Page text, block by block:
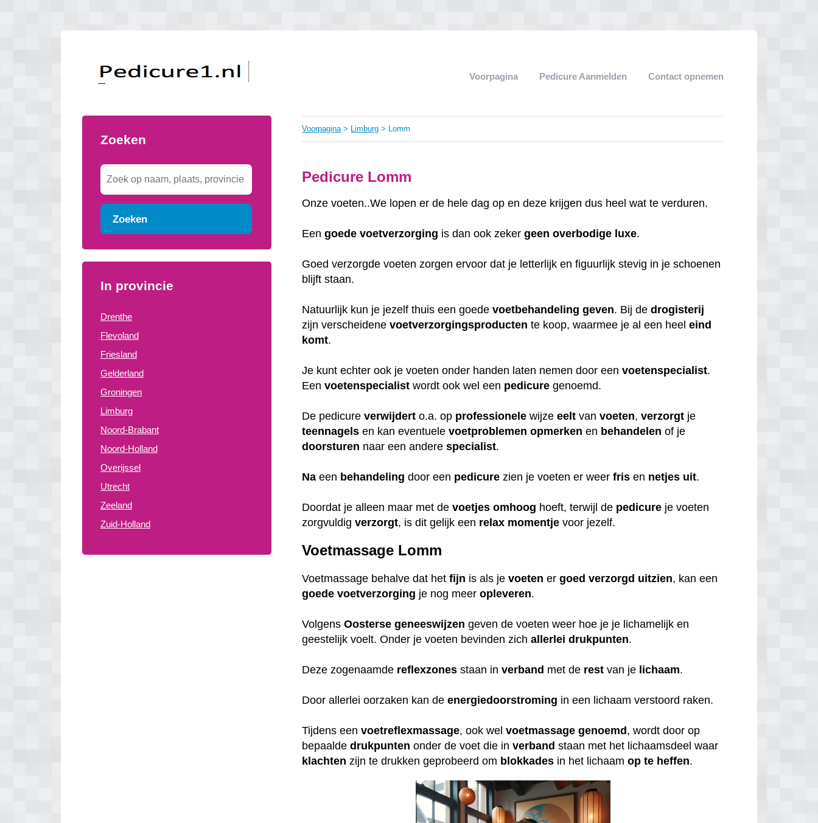
Voorpagina Pedicure Aanmelden Contact opnemen
Zoeken
Zoeken
In provincie
Drenthe
Flevoland
Friesland
Gelderland
Groningen
Limburg
Noord-Brabant
Noord-Holland
Overijssel
Utrecht
Zeeland
Zuid-Holland
Voorpagina> Limburg > Lomm
Pedicure Lomm
Onze voeten..We lopen er de hele dag op en deze krijgen dus heel wat te verduren.
Eengoede voetverzorging is dan ook zekergeen overbodige luxe.
Goed verzorgde voeten zorgen ervoor dat je letterlijk en figuurlijk stevig in je schoenen
blijft staan.
Natuurlijk kun je jezelf thuis een goedevoetbehandeling geven. Bij dedrogisterij
zijn verscheidenevoetverzorgingsproducten te koop, waarmee je al een heeleind
komt.
Je kunt echter ook je voeten onder handen laten nemen door eenvoetenspecialist.
Eenvoetenspecialist wordt ook wel een pedicure genoemd.
De pedicureverwijdert o.a. op professionele wijzeeelt vanvoeten,verzorgt je
teennagels en kan eventuelevoetproblemen opmerken en behandelen of je
doorsturen naar een anderespecialist.
Na een behandeling door een pedicure zien je voeten er weerfris en netjes uit.
Doordat je alleen maar met devoetjes omhoog hoeft, terwijl de pedicure je voeten
zorgvuldigverzorgt, is dit gelijk een relax momentje voor jezelf.
Voetmassage Lomm
Voetmassage behalve dat hetfijn is als jevoeten ergoed verzorgd uitzien, kan een
goede voetverzorging je nog meeropleveren.
VolgensOosterse geneeswijzen geven de voeten weer hoe je je lichamelijk en
geestelijk voelt. Onder je voeten bevinden zichallerlei drukpunten.
Deze zogenaamde reflexzones staan inverband met de rest van je lichaam.
Door allerlei oorzaken kan deenergiedoorstroming in een lichaam verstoord raken.
Tijdens eenvoetreflexmassage, ook welvoetmassage genoemd , wordt door op
bepaaldedrukpunten onder de voet die inverband staan met het lichaamsdeel waar
klachten zijn te drukken geprobeerd om blokkades in het lichaamop te heffen.